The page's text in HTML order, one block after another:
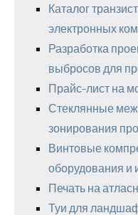
Каталог
электронных
Разработка
выбросов для
Прайс-лист на
Стеклянные
зонирования
Винтовые
оборудования и
Печать на
Туи для